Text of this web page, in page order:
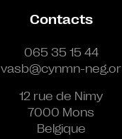
Contacts
065 35 15 44
vasb@cynmn-neg.or
12 rue de Nimy
7000 Mons
Belgique